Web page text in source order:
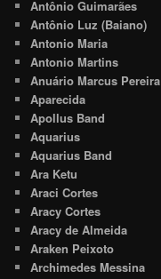
Antônio Guimarães
Antônio Luz (Baiano)
Antonio Maria
Antonio Martins
Anuário Marcus Pereira
Aparecida
Apollus Band
Aquarius
Aquarius Band
Ara Ketu
Araci Cortes
Aracy Cortes
Aracy de Almeida
Araken Peixoto
Archimedes Messina